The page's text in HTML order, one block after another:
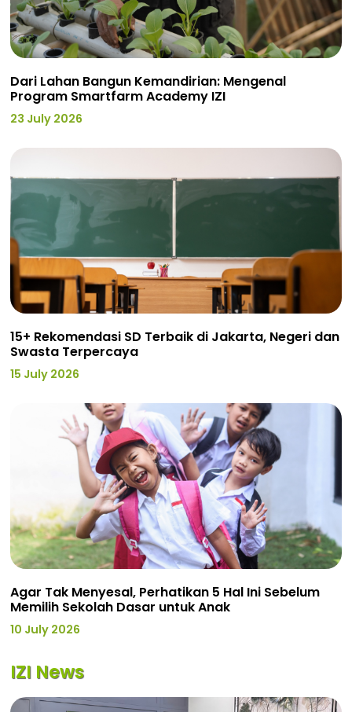
Dari Lahan Bangun Kemandirian: Mengenal
Program Smartfarm Academy IZI
23 July 2026
15+ Rekomendasi SD Terbaik di Jakarta, Negeri dan
Swasta Terpercaya
15 July 2026
Agar Tak Menyesal, Perhatikan 5 Hal Ini Sebelum
Memilih Sekolah Dasar untuk Anak
10 July 2026
IZI News